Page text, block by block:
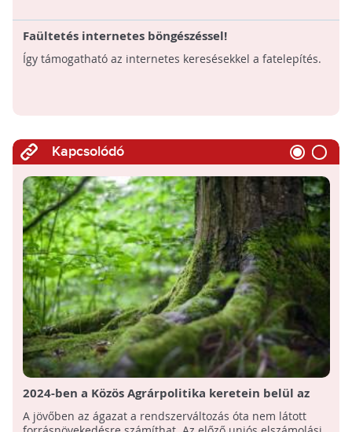
Faültetés internetes böngészéssel!
Így támogatható az internetes keresésekkel a fatelepítés.
Kapcsolódó
2024-ben a Közös Agrárpolitika keretein belül az
erdőtelepítési pályázatok az elsők között nyílnak
majd meg
A jövőben az ágazat a rendszerváltozás óta nem látott